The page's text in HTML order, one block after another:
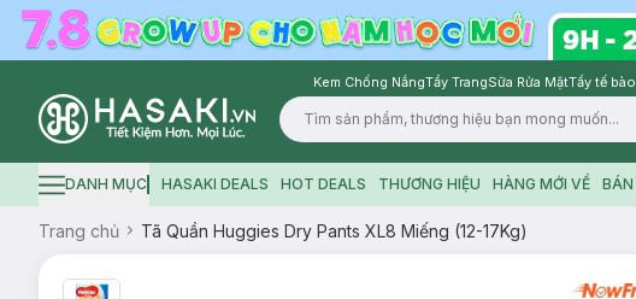
Kem Chống NắngTẩy TrangSữa Rửa MặtTẩy tế
Logo
Hamburger icon
DANH MỤC HASAKI DEALS HOT DEALS THƯƠNG HIỆU HÀNG MỚI VỀ
Trang chủ Tã Quần Huggies Dry Pants XL8 Miếng (12-17Kg)